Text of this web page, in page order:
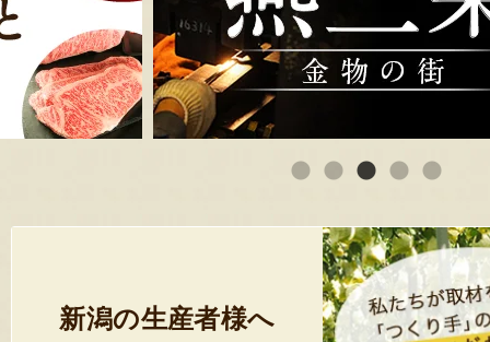
新潟の生産者様へ